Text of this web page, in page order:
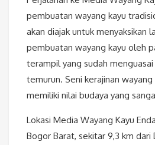
pembuatan wayang kayu
akan diajak untuk menyaksikan
pembuatan wayang kayu oleh
terampil yang sudah
temurun. Seni kerajinan
memiliki nilai budaya yang
Lokasi Media Wayang Kayu
Bogor Barat, sekitar 9,3 km dari